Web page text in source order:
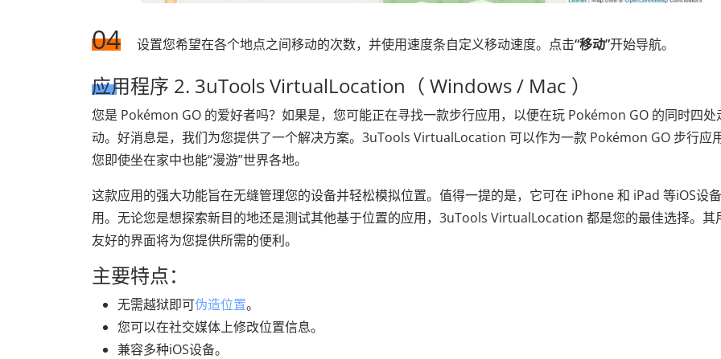
04 设置您希望在各个地点之间移动的次数，并使用速度条自定义移动速度。点击“移动”开始导航。
应用程序 2. 3uTools VirtualLocation（ Windows / Mac ）
您是 Pokémon GO 的爱好者吗？如果是，您可能正在寻找一款步行应用，以便在玩 Pokémon GO 的同时四处
动。好消息是，我们为您提供了一个解决方案。3uTools VirtualLocation 可以作为一款 Pokémon GO 步行应
您即使坐在家中也能“漫游”世界各地。
这款应用的强大功能旨在无缝管理您的设备并轻松模拟位置。值得一提的是，它可在 iPhone 和 iPad 等iOS设
用。无论您是想探索新目的地还是测试其他基于位置的应用，3uTools VirtualLocation 都是您的最佳选择。其
友好的界面将为您提供所需的便利。
主要特点：
无需越狱即可伪造位置。
您可以在社交媒体上修改位置信息。
兼容多种iOS设备。